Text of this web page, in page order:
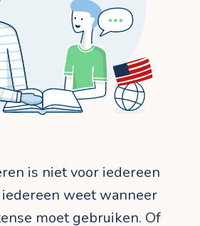
is niet voor iedereen
weet wanneer
moet gebruiken. Of